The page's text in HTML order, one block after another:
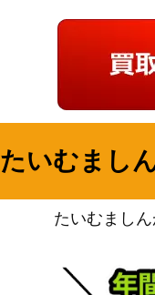
たいむまし
たいむまし